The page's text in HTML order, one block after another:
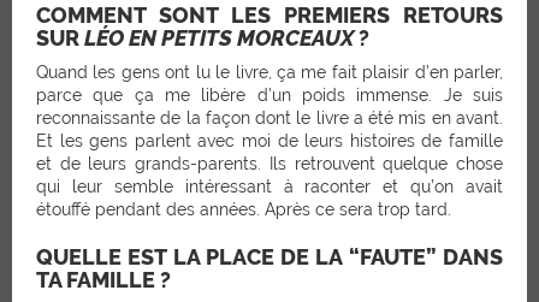
COMMENT SONT LES PREMIERS RETOURS
SURLÉO EN PETITS MORCEAUX?
Quand les gens ont lu le livre, ça me fait plaisir d’en parler,
parce que ça me libère d’un poids immense. Je suis
reconnaissante de la façon dont le livre a été mis en avant.
Et les gens parlent avec moi de leurs histoires de famille
et de leurs grands-parents. Ils retrouvent quelque chose
qui leur semble intéressant à raconter et qu’on avait
étouffé pendant des années. Après ce sera trop tard.
QUELLE EST LA PLACE DE LA “FAUTE” DANS
TA FAMILLE ?